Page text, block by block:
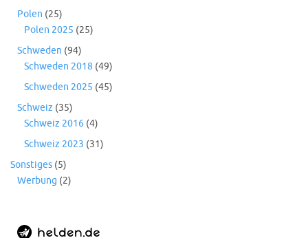
Polen (25)
Polen 2025 (25)
Schweden (94)
Schweden 2018 (49)
Schweden 2025 (45)
Schweiz (35)
Schweiz 2016 (4)
Schweiz 2023 (31)
Sonstiges (5)
Werbung (2)